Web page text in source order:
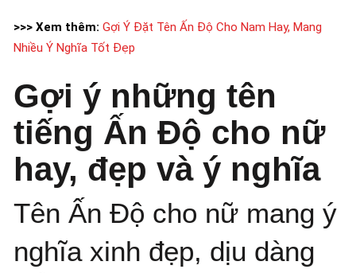
>>> Xem thêm: Gợi Ý Đặt Tên Ấn Độ Cho Nam Hay, Mang
Nhiều Ý Nghĩa Tốt Đẹp
Gợi ý những tên
tiếng Ấn Độ cho nữ
hay, đẹp và ý nghĩa
Tên Ấn Độ cho nữ mang ý
nghĩa xinh đẹp, dịu dàng